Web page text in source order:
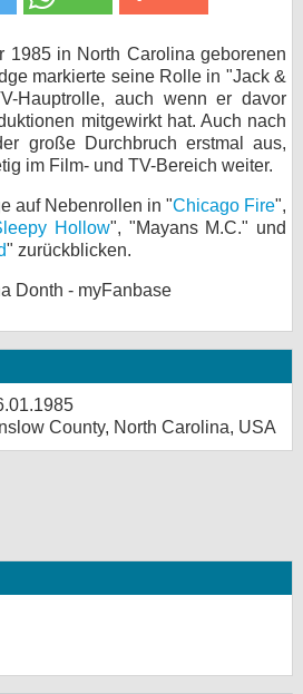
1985 in North Carolina geborenen
markierte seine Rolle in "Jack &
Hauptrolle, auch wenn er davor
mitgewirkt hat. Auch nach
große Durchbruch erstmal aus,
im Film- und TV-Bereich weiter.
auf Nebenrollen in "Chicago Fire",
Hollow", "Mayans M.C." und
" zurückblicken.
Donth - myFanbase
County, North Carolina, USA
KULTUR
Specials
SERVICE
Gewinnspiele
Forum
bei X
bei Facebook
Kontakt
Nutzungsbedingungen
Datenschutz
Desktop-Ansicht
myFanbase